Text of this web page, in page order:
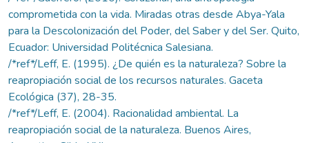
comprometida con la vida. Miradas otras desde Abya-Yala
para la Descolonización del Poder, del Saber y del Ser. Quito,
Ecuador: Universidad Politécnica Salesiana.
/*ref*/Leff, E. (1995). ¿De quién es la naturaleza? Sobre la
reapropiación social de los recursos naturales. Gaceta
Ecológica (37), 28-35.
/*ref*/Leff, E. (2004). Racionalidad ambiental. La
reapropiación social de la naturaleza. Buenos Aires,